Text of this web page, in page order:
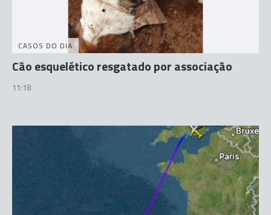
CASOS DO DIA
Cão esquelético resgatado por associação
11:18